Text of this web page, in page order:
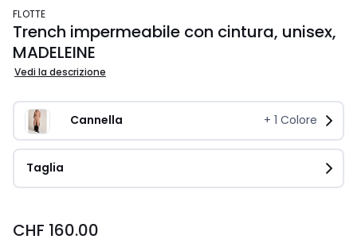
FLOTTE
Trench impermeabile con cintura, unisex,
MADELEINE
Vedi la descrizione
Cannella + 1 Colore
Taglia
160.00.
CHF 160.00